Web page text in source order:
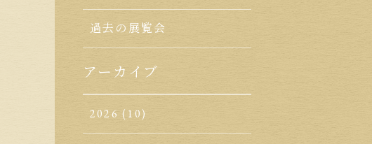
過去の展覧会
アーカイブ
2026 (10)